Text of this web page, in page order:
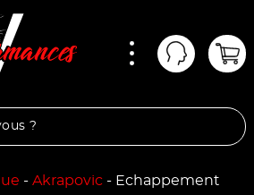
Mon
- Akrapovic - Echappement